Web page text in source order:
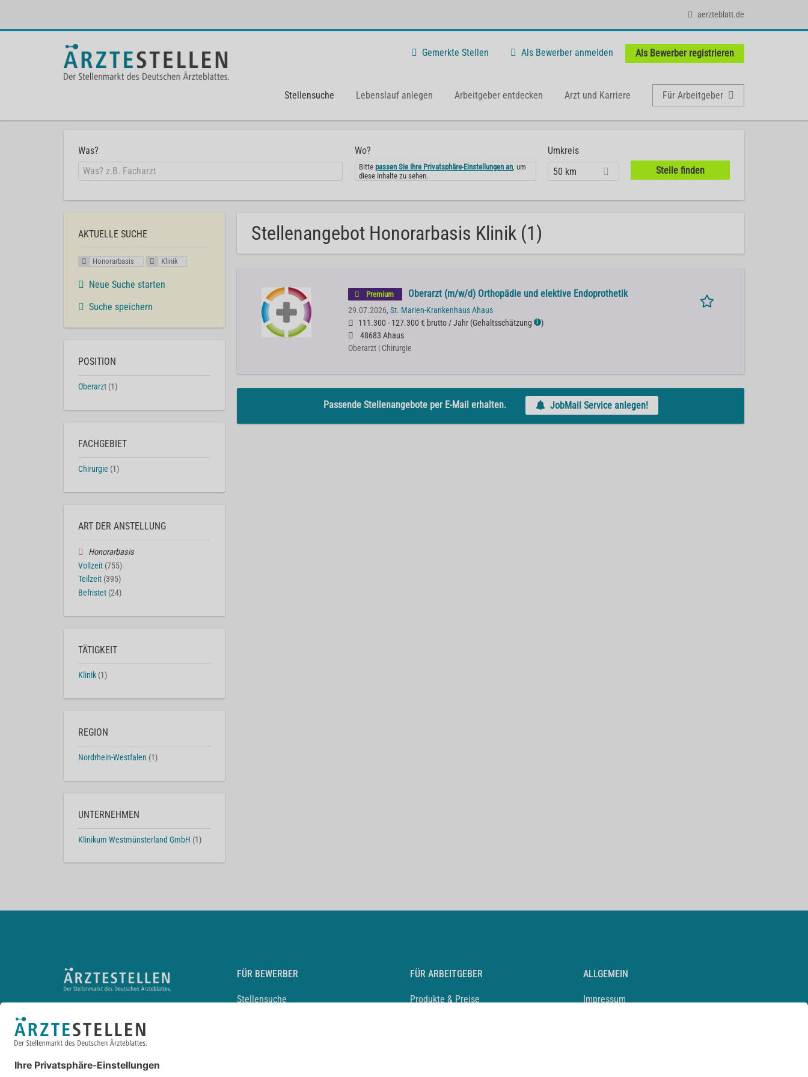
aerzteblatt.de
Gemerkte Stellen Als Bewerber anmelden Als Bewerber registrieren
Stellensuche Lebenslauf anlegen Arbeitgeber entdecken Arzt und Karriere Für Arbeitgeber
Was? Wo?
Bittepassen Sie Ihre Privatsphäre-Einstellungen an, um
diese Inhalte zu sehen.
Umkreis
50 km
Stellenangebot Honorarbasis Klinik (1)
Premium Oberarzt (m/w/d) Orthopädie und elektive Endoprothetik
29.07.2026, St. Marien-Krankenhaus Ahaus
111.300 - 127.300 € brutto / Jahr (Gehaltsschätzung ℹ )
48683 Ahaus
Oberarzt | Chirurgie
Passende Stellenangebote per E-Mail erhalten. JobMail Service anlegen!
AKTUELLE SUCHE
Honorarbasis Klinik
Neue Suche starten
Suche speichern
POSITION
Oberarzt (1)
FACHGEBIET
Chirurgie (1)
ART DER ANSTELLUNG
Honorarbasis
Vollzeit (755)
Teilzeit (395)
Befristet (24)
TÄTIGKEIT
Klinik (1)
REGION
Nordrhein-Westfalen (1)
UNTERNEHMEN
Klinikum Westmünsterland GmbH (1)
FÜR BEWERBER
Stellensuche
FÜR ARBEITGEBER
Produkte & Preise
ALLGEMEIN
Impressum